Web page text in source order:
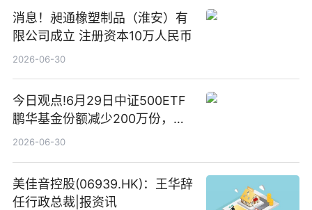
消息！昶通橡塑制品（淮安）有
限公司成立 注册资本10万人民币
2026-06-30
今日观点!6月29日中证500ETF
鹏华基金份额减少200万份，重
仓股亨通光电、赤峰黄金、佰维
2026-06-30
美佳音控股(06939.HK)：王华辞
任行政总裁|报资讯